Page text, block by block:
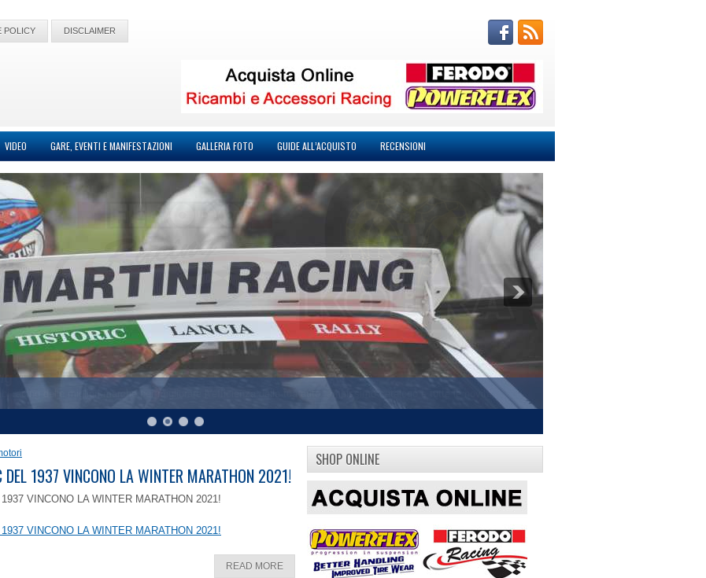
POLICY DISCLAIMER
VIDEO GARE, EVENTI E MANIFESTAZIONI GALLERIA FOTO GUIDE ALL’ACQUISTO RECENSIONI
1937 VINCONO LA WINTER MARATHON 2021!
VINCONO LA WINTER MARATHON 2021!
VINCONO LA WINTER MARATHON 2021!
READ MORE
SHOP ONLINE